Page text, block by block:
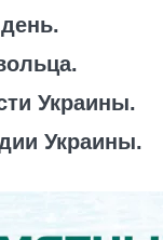
Украины.
Украины.